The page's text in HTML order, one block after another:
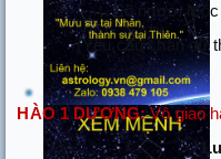
Có người
(Yêu cầu chân dữ
HÀO 1 DƯƠNG:Vô giao